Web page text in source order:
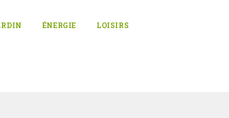
ÉNERGIE LOISIRS